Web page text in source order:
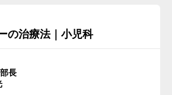
の治療法｜小児科
長